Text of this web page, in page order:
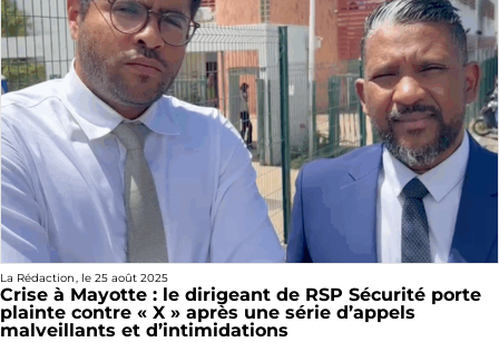
La Rédaction, le 25 août 2025
Crise à Mayotte : le dirigeant de RSP Sécurité porte
plainte contre « X » après une série d’appels
malveillants et d’intimidations